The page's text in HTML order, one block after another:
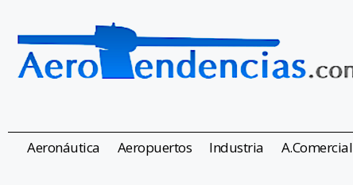
Aeronáutica Aeropuertos Industria A.Comercial